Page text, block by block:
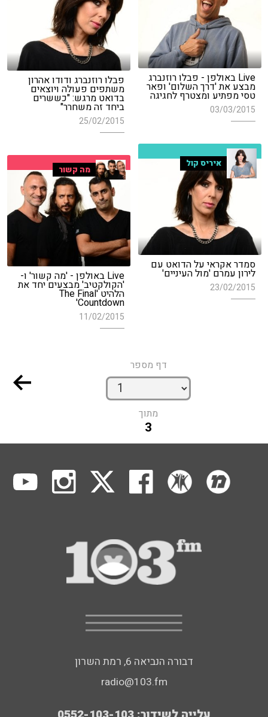
Live באולפן - פבלו רוזנברג
מבצע את 'דרך השלום' ופאר
טסי מפתיע ומצטרף לחגיגה
03/03/2015
פבלו רוזנברג ודודו אהרון
משתפים פעולה ויוצאים
בדואט מרגש: "כששרים
ביחד זה משחרר"
25/02/2015
איריס קול
סמדר אקראי על הדואט עם
לירון עמרם 'מול העיניים'
23/02/2015
מה קשור
Live באולפן - 'מה קשור' ו-
'הקולקטיב' מבצעים יחד את
הלהיט 'The Final
Countdown'
11/02/2015
דף מספר
מתוך
3
דבורה הנביאה 6, רמת השרון
radio@103.fm